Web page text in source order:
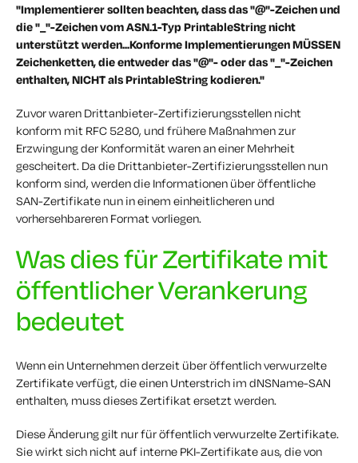
"Implementierer sollten beachten, dass das "@"-Zeichen und
die "_"-Zeichen vom ASN.1-Typ PrintableString nicht
unterstützt werden...Konforme Implementierungen MÜSSEN
Zeichenketten, die entweder das "@"- oder das "_"-Zeichen
enthalten, NICHT als PrintableString kodieren."
Zuvor waren Drittanbieter-Zertifizierungsstellen nicht
konform mit RFC 5280, und frühere Maßnahmen zur
Erzwingung der Konformität waren an einer Mehrheit
gescheitert. Da die Drittanbieter-Zertifizierungsstellen nun
konform sind, werden die Informationen über öffentliche
SAN-Zertifikate nun in einem einheitlicheren und
vorhersehbareren Format vorliegen.
Was dies für Zertifikate mit
öffentlicher Verankerung
bedeutet
Wenn ein Unternehmen derzeit über öffentlich verwurzelte
Zertifikate verfügt, die einen Unterstrich im dNSName-SAN
enthalten, muss dieses Zertifikat ersetzt werden.
Diese Änderung gilt nur für öffentlich verwurzelte Zertifikate.
Sie wirkt sich nicht auf interne PKI-Zertifikate aus, die von